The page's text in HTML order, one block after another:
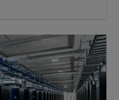
de la naturaleza,
ambiental en una
para la